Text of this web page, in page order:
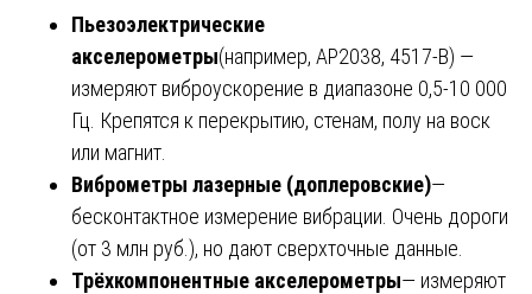
Пьезоэлектрические
акселерометры(например, AP2038, 4517-B) —
измеряют виброускорение в диапазоне 0,5-10 000
Гц. Крепятся к перекрытию, стенам, полу на воск
или магнит.
Виброметры лазерные (доплеровские)—
бесконтактное измерение вибрации. Очень дороги
(от 3 млн руб.), но дают сверхточные данные.
Трёхкомпонентные акселерометры— измеряют